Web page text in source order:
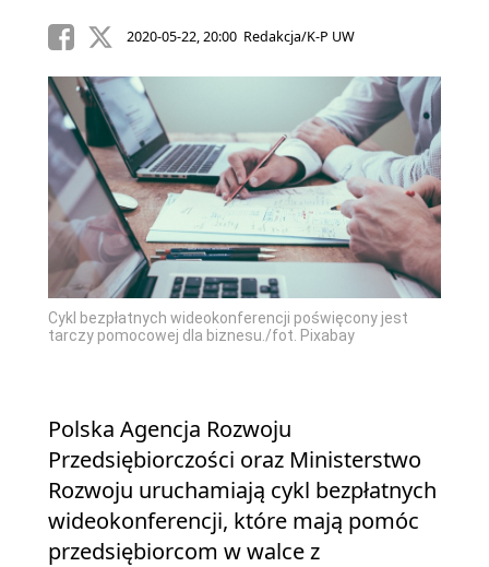
2020-05-22, 20:00 Redakcja/K-P UW
Cykl bezpłatnych wideokonferencji poświęcony jest
tarczy pomocowej dla biznesu./fot. Pixabay
Polska Agencja Rozwoju
Przedsiębiorczości oraz Ministerstwo
Rozwoju uruchamiają cykl bezpłatnych
wideokonferencji, które mają pomóc
przedsiębiorcom w walce z